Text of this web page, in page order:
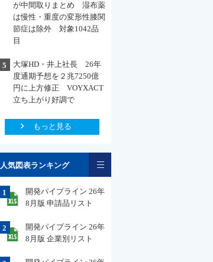
が中間取りまとめ 湿布薬
は慢性・重度の変形性膝関
節症は除外 対象1042品
目
5
大塚HD・井上社長 26年
度通期予想を２兆7250億
円に上方修正 VOYXACT
立ち上がり好調で
もっと見る
人気図表ランキング
1
開発パイプライン 26年
8月版 申請品リスト
2
開発パイプライン 26年
8月版 企業別リスト